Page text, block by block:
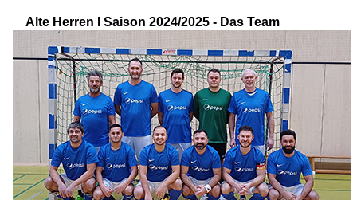
Alte Herren I Saison 2024/2025 - Das Team